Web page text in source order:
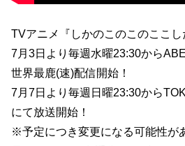
TVアニメ『しかのこのこのここし
7月3日より毎週水曜23:30から
世界最鹿(速)配信開始！
7月7日より毎週日曜23:30から
にて放送開始！
※予定につき変更になる可能性が